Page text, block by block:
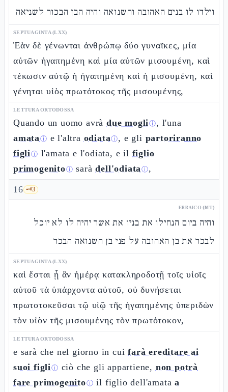
וילדו לו בנים האהובה והשנואה והיה הבן הבכור לשניאה
SEPTUAGINTA (LXX)
Ἐὰν δὲ γένωνται ἀνθρώπῳ δύο γυναῖκες, μία
αὐτῶν ἠγαπημένη καὶ μία αὐτῶν μισουμένη, καὶ
τέκωσιν αὐτῷ ἡ ἠγαπημένη καὶ ἡ μισουμένη, καὶ
γένηται υἱὸς πρωτότοκος τῆς μισουμένης,
LETTURA ORTODOSSA
Quando un uomo avrà due mogliⓘ, l'una
amataⓘ e l'altra odiataⓘ, e gli partoriranno
figliⓘ l'amata e l'odiata, e il figlio
primogenitoⓘ saràdell'odiataⓘ,
16 🗝️3
EBRAICO (MT)
והיה ביום הנחילו את בניו את אשר יהיה לו לא יוכל
לבכר את בן האהובה על פני בן השנואה הבכר
SEPTUAGINTA (LXX)
καὶ ἔσται ᾗ ἂν ἡμέρᾳ κατακληροδοτῇ τοῖς υἱοῖς
αὐτοῦ τὰ ὑπάρχοντα αὐτοῦ, οὐ δυνήσεται
πρωτοτοκεῦσαι τῷ υἱῷ τῆς ἠγαπημένης ὑπεριδὼν
τὸν υἱὸν τῆς μισουμένης τὸν πρωτότοκον,
LETTURA ORTODOSSA
e sarà che nel giorno in cuifarà ereditare ai
suoi figliⓘ ciò che gli appartiene, non potrà
fare primogenitoⓘ il figlio dell'amataa